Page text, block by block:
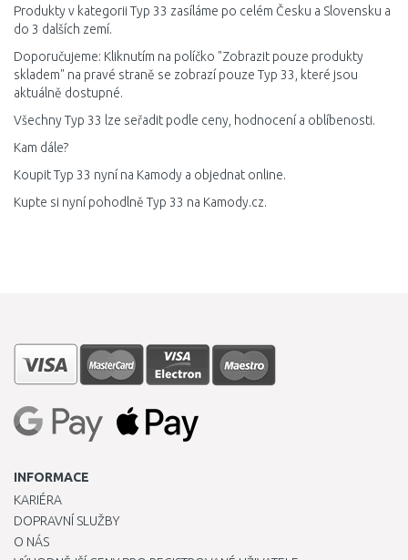
Produkty v kategorii Typ 33 zasíláme po celém Česku a Slovensku a
do 3 dalších zemí.
Doporučujeme: Kliknutím na políčko "Zobrazit pouze produkty
skladem" na pravé straně se zobrazí pouze Typ 33, které jsou
aktuálně dostupné.
Všechny Typ 33 lze seřadit podle ceny, hodnocení a oblíbenosti.
Kam dále?
Koupit Typ 33 nyní na Kamody a objednat online.
Kupte si nyní pohodlně Typ 33 na Kamody.cz.
INFORMACE
KARIÉRA
DOPRAVNÍ SLUŽBY
O NÁS